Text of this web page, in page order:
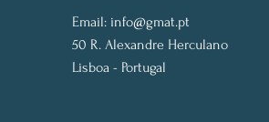
Email: info@gmat.pt
50 R. Alexandre Herculano
Lisboa - Portugal